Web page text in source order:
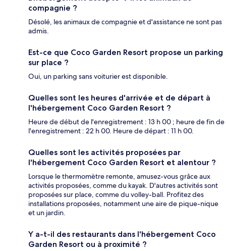
compagnie ?
Désolé, les animaux de compagnie et d'assistance ne sont pas
admis.
Est-ce que Coco Garden Resort propose un parking
sur place ?
Oui, un parking sans voiturier est disponible.
Quelles sont les heures d'arrivée et de départ à
l'hébergement Coco Garden Resort ?
Heure de début de l'enregistrement : 13 h 00 ; heure de fin de
l'enregistrement : 22 h 00. Heure de départ : 11 h 00.
Quelles sont les activités proposées par
l'hébergement Coco Garden Resort et alentour ?
Lorsque le thermomètre remonte, amusez-vous grâce aux
activités proposées, comme du kayak. D'autres activités sont
proposées sur place, comme du volley-ball. Profitez des
installations proposées, notamment une aire de pique-nique
et un jardin.
Y a-t-il des restaurants dans l'hébergement Coco
Garden Resort ou à proximité ?